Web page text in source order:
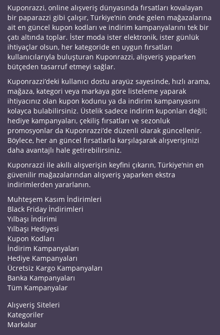
Kuponrazzi, online alışveriş dünyasında fırsatları kovalayan
bir paparazzi gibi çalışır, Türkiye’nin önde gelen mağazalarına
ait en güncel kupon kodları ve indirim kampanyalarını tek bir
çatı altında toplar. İster moda ister elektronik, ister günlük
ihtiyaçlar olsun, her kategoride en uygun fırsatları
kullanıcılarıyla buluşturan Kuponrazzi, alışveriş yaparken
bütçeden tasarruf etmeyi sağlar.
Kuponrazzi’deki kullanıcı dostu arayüz sayesinde, hızlı arama,
mağaza, kategori veya markaya göre listeleme yaparak
ihtiyacınız olan kupon kodunu ya da indirim kampanyasını
kolayca bulabilirsiniz. Üstelik sadece indirim kuponları değil;
hediye kampanyaları, çekiliş fırsatları ve sezonluk
promosyonlar da Kuponrazzi’de düzenli olarak güncellenir.
Böylece, her an güncel fırsatlarla karşılaşarak alışverişinizi
daha avantajlı hale getirebilirsiniz.
Kuponrazzi ile akıllı alışverişin keyfini çıkarın, Türkiye’nin en
güvenilir mağazalarından alışveriş yaparken ekstra
indirimlerden yararlanın.
Muhteşem Kasım İndirimleri
Black Friday İndirimleri
Yılbaşı İndirimi
Yılbaşı Hediyesi
Kupon Kodları
İndirim Kampanyaları
Hediye Kampanyaları
Ücretsiz Kargo Kampanyaları
Banka Kampanyaları
Tüm Kampanyalar
Alışveriş Siteleri
Kategoriler
Markalar